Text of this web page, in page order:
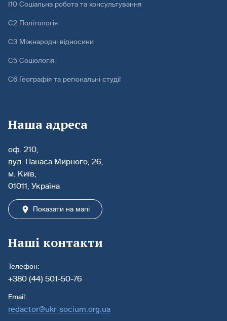
І10 Соціальна робота та консультування
С2 Політологія
С3 Міжнародні відносини
С5 Соціологія
С6 Географія та регіональні студії
Наша адреса
оф. 210,
вул. Панаса Мирного, 26,
м. Київ,
01011, Україна
Показати на мапі
Наші контакти
Телефон:
+380 (44) 501-50-76
Email:
redactor@ukr-socium.org.ua